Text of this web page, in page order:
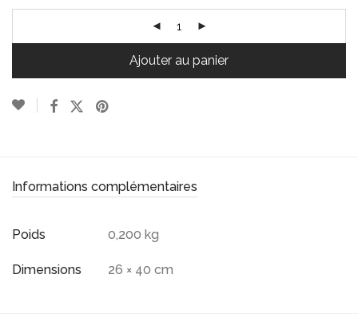
Ajouter au panier
Informations complémentaires
Poids 0,200 kg
Dimensions 26 × 40 cm